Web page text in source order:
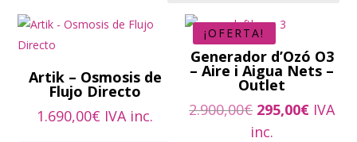
Artik – Osmosis de
Flujo Directo
1.690,00€ IVA inc.
¡OFERTA!
Generador d’Ozó O3
– Aire i Aigua Nets –
Outlet
2.900,00€ El
precio
295,00€ElIVA
inc.